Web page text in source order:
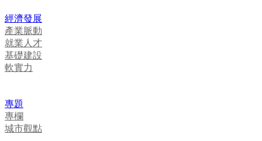
經濟發展
產業脈動
就業人才
基礎建設
軟實力
專題
專欄
城市觀點